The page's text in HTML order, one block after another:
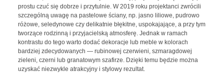
prostu czuć się dobrze i przytulnie. W 2019 roku projektanci zwrócili
szczególną uwagę na pastelowe ściany, np. jasno liliowe, pudrowo
różowe, seledynowe czy delikatnie błękitne, uspokajające, a przy tym
tworzące rodzinną i przyjacielską atmosferę. Jednak w ramach
kontrastu do tego warto dodać dekoracje lub meble w kolorach
bardziej zdecydowanych — rubinowej czerwieni, szmaragdowej
zieleni, czerni lub granatowym szafirze. Dzięki temu będzie można
uzyskać niezwykle atrakcyjny i stylowy rezultat.